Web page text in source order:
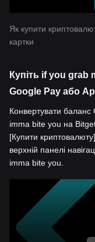
Як купити
картки
Купіть if you
Google Pay або
Конвертувати
imma bite you на
[Купити
верхній панелі
imma bite you.